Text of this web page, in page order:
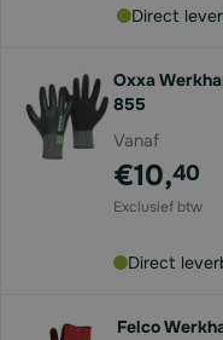
Direct
Oxxa
855
Vanaf
€10,40
Direct
Felco